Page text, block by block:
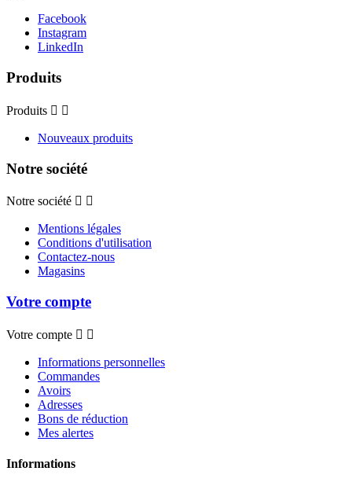
Facebook
Instagram
LinkedIn
Produits
Produits  
Nouveaux produits
Notre société
Notre société  
Mentions légales
Conditions d'utilisation
Contactez-nous
Magasins
Votre compte
Votre compte  
Informations personnelles
Commandes
Avoirs
Adresses
Bons de réduction
Mes alertes
Informations